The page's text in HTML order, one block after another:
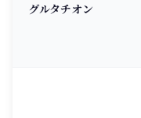
グルタチオン